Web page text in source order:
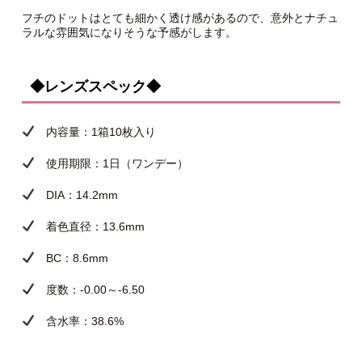
フチのドットはとても細かく透け感があるので、意外とナチュ
ラルな雰囲気になりそうな予感がします。
◆レンズスペック◆
内容量：1箱10枚入り
使用期限：1日（ワンデー）
DIA：14.2mm
着色直径：13.6mm
BC：8.6mm
度数：-0.00～-6.50
含水率：38.6%